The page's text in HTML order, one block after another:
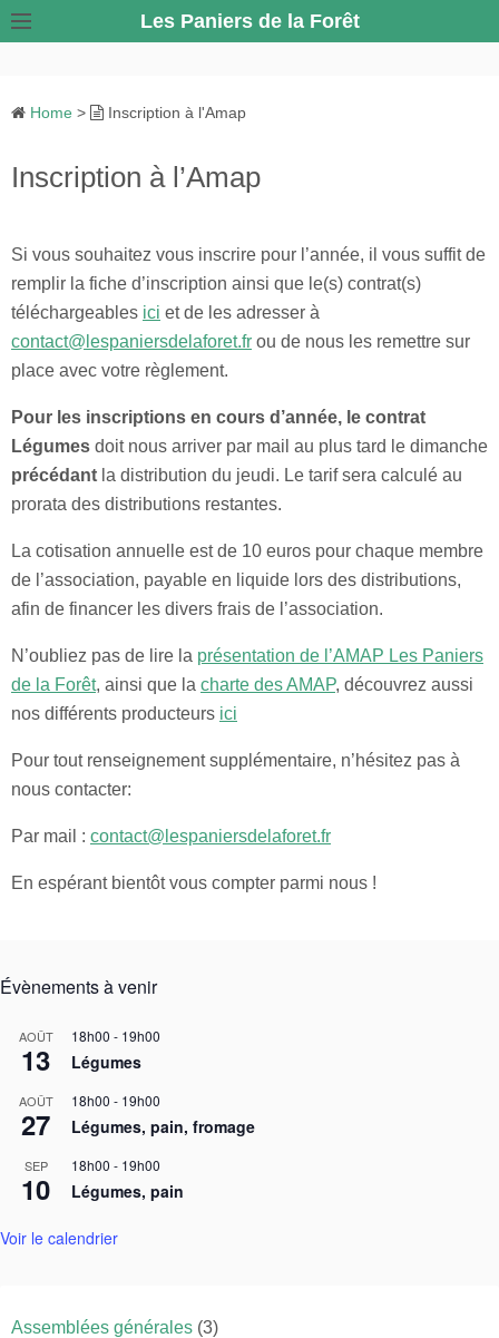
k
Les Paniers de la Forêt
Home > Inscription à l'Amap
Inscription à l’Amap
Si vous souhaitez vous inscrire pour l’année, il vous suffit de
remplir la fiche d’inscription ainsi que le(s) contrat(s)
téléchargeables ici et de les adresser à
contact@lespaniersdelaforet.fr ou de nous les remettre sur
place avec votre règlement.
Pour les inscriptions en cours d’année, le contrat
Légumes doit nous arriver par mail au plus tard le dimanche
précédant la distribution du jeudi. Le tarif sera calculé au
prorata des distributions restantes.
La cotisation annuelle est de 10 euros pour chaque membre
de l’association, payable en liquide lors des distributions,
afin de financer les divers frais de l’association.
N’oubliez pas de lire la présentation de l’AMAP Les Paniers
de la Forêt, ainsi que la charte des AMAP, découvrez aussi
nos différents producteurs ici
Pour tout renseignement supplémentaire, n’hésitez pas à
nous contacter:
Par mail : contact@lespaniersdelaforet.fr
En espérant bientôt vous compter parmi nous !
Évènements à venir
AOÛT
13
18h00 - 19h00
Légumes
AOÛT
27
18h00 - 19h00
Légumes, pain, fromage
SEP
10
18h00 - 19h00
Légumes, pain
Voir le calendrier
Assemblées générales (3)